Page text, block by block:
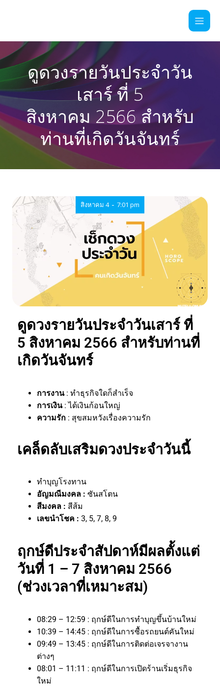
ดูดวงรายวันประจำวัน
เสาร์ ที่ 5
สิงหาคม 2566 สำหรับ
ท่านที่เกิดวันจันทร์
สิงหาคม 4 - 7:01 pm
ดูดวงรายวันประจำวันเสาร์ ที่
5 สิงหาคม 2566 สำหรับท่านที่
เกิดวันจันทร์
การงาน : ทำธุรกิจใดก็สำเร็จ
การเงิน : ได้เงินก้อนใหญ่
ความรัก : สุขสมหวังเรื่องความรัก
เคล็ดลับเสริมดวงประจำวันนี้
ทำบุญโรงทาน
อัญมณีมงคล : ซันสโตน
สีมงคล : สีส้ม
เลขนำโชค : 3, 5, 7, 8, 9
ฤกษ์ดีประจำสัปดาห์มีผลตั้งแต่
วันที่ 1 – 7 สิงหาคม 2566
(ช่วงเวลาที่เหมาะสม)
08:29 – 12:59 : ฤกษ์ดีในการทำบุญขึ้นบ้านใหม่
10:39 – 14:45 : ฤกษ์ดีในการซื้อรถยนต์คันใหม่
09:49 – 13:45 : ฤกษ์ดีในการติดต่อเจรจางาน
ต่างๆ
08:01 – 11:11 : ฤกษ์ดีในการเปิดร้านเริ่มธุรกิจ
ใหม่